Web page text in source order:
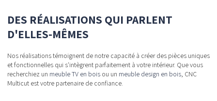
DES RÉALISATIONS QUI PARLENT
D'ELLES-MÊMES
Nos réalisations témoignent de notre capacité à créer des pièces uniques
et fonctionnelles qui s'intègrent parfaitement à votre intérieur. Que vous
recherchiez un meuble TV en bois ou un meuble design en bois , CNC
Multicut est votre partenaire de confiance.